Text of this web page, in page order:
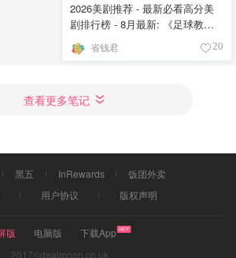
2026美剧推荐 - 最新必看高分美
剧排行榜 - 8月最新: 《​​足球教练
》第四季回归！
省钱君 20
查看更多笔记
黑五 InRewards
饭团外卖
用户协议 版权声明
版 电脑版
下载App
2017©dealmoon.co.uk